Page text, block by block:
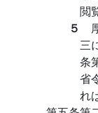
閲
５
三
条
省
れ